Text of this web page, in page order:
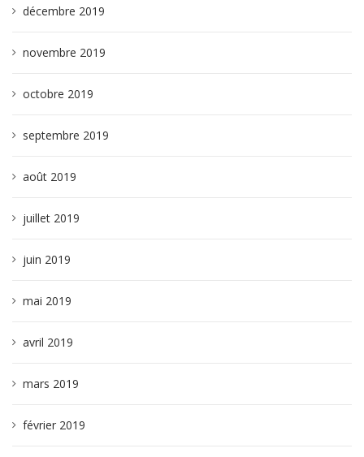
décembre 2019
novembre 2019
octobre 2019
septembre 2019
août 2019
juillet 2019
juin 2019
mai 2019
avril 2019
mars 2019
février 2019